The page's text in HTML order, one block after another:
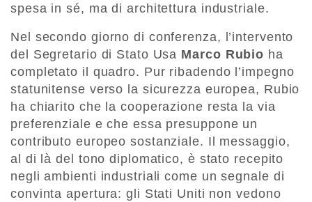
spesa in sé, ma di architettura industriale.
Nel secondo giorno di conferenza, l’intervento
del Segretario di Stato Usa Marco Rubio ha
completato il quadro. Pur ribadendo l’impegno
statunitense verso la sicurezza europea, Rubio
ha chiarito che la cooperazione resta la via
preferenziale e che essa presuppone un
contributo europeo sostanziale. Il messaggio,
al di là del tono diplomatico, è stato recepito
negli ambienti industriali come un segnale di
convinta apertura: gli Stati Uniti non vedono